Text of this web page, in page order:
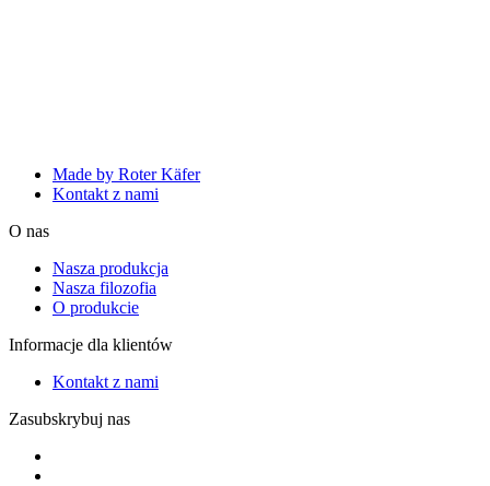
Made by Roter Käfer
Kontakt z nami
O nas
Nasza produkcja
Nasza filozofia
O produkcie
Informacje dla klientów
Kontakt z nami
Zasubskrybuj nas